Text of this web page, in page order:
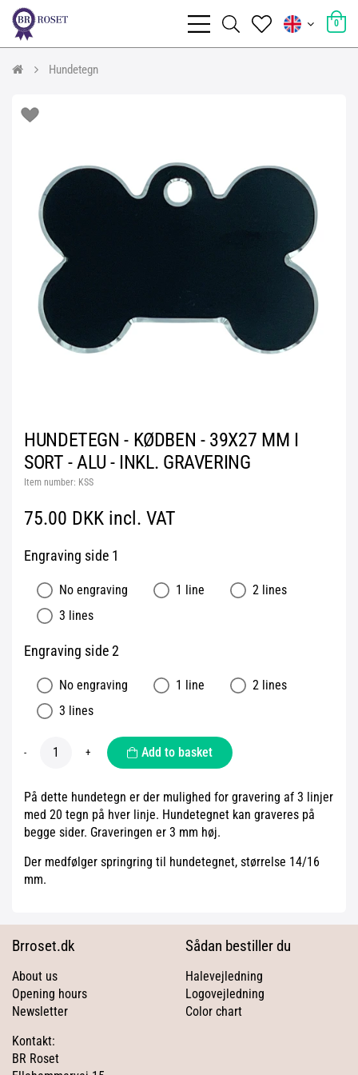
0
Hundetegn
HUNDETEGN - KØDBEN - 39X27 MM I
SORT - ALU - INKL. GRAVERING
Item number: KSS
75.00 DKK incl. VAT
Engraving side 1
No engraving 1 line
2 lines
3 lines
Engraving side 2
No engraving 1 line
2 lines
3 lines
- + Add to basket
På dette hundetegn er der mulighed for gravering af 3 linjer
med 20 tegn på hver linje. Hundetegnet kan graveres på
begge sider. Graveringen er 3 mm høj.
Der medfølger springring til hundetegnet, størrelse 14/16
mm.
Brroset.dk
About us
Opening hours
Newsletter
Kontakt:
BR Roset
Sådan bestiller du
Halevejledning
Logovejledning
Color chart